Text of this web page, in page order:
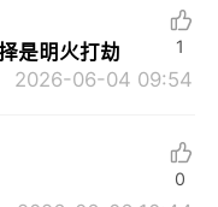
是明火打劫
2026-06-04 09:54
1
0